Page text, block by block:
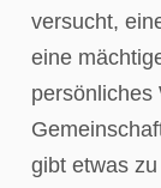
versucht,
eine
persönliches
gibt etwas